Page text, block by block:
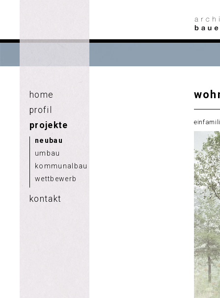
home
profil
projekte
neubau
umbau
kommunalbau
wettbewerb
kontakt